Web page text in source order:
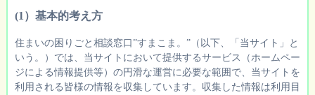
(1）基本的考え方
住まいの困りごと相談窓口”すまこま。”（以下、「当サイト」と
いう。）では、当サイトにおいて提供するサービス（ホームペー
ジによる情報提供等）の円滑な運営に必要な範囲で、当サイトを
利用される皆様の情報を収集しています。収集した情報は利用目